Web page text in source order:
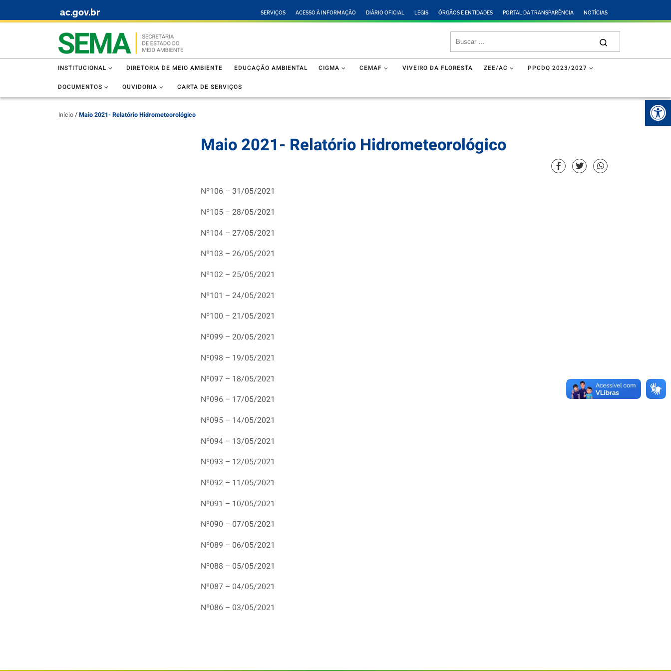
ac.gov.br SERVIÇOS ACESSO À INFORMAÇÃO DIÁRIO OFICIAL LEGIS ÓRGÃOS E ENTIDADES PORTAL DA TRANSPARÊNCIA NOTÍCIAS
INSTITUCIONAL DIRETORIA DE MEIO AMBIENTE EDUCAÇÃO AMBIENTAL CIGMA CEMAF VIVEIRO DA FLORESTA ZEE/AC PPCDQ 2023/2027
DOCUMENTOS OUVIDORIA CARTA DE SERVIÇOS
Início/Maio 2021- Relatório Hidrometeorológico
Maio 2021- Relatório Hidrometeorológico
Nº106 – 31/05/2021
Nº105 – 28/05/2021
Nº104 – 27/05/2021
Nº103 – 26/05/2021
Nº102 – 25/05/2021
Nº101 – 24/05/2021
Nº100 – 21/05/2021
Nº099 – 20/05/2021
Nº098 – 19/05/2021
Nº097 – 18/05/2021
Nº096 – 17/05/2021
Nº095 – 14/05/2021
Nº094 – 13/05/2021
Nº093 – 12/05/2021
Nº092 – 11/05/2021
Nº091 – 10/05/2021
Nº090 – 07/05/2021
Nº089 – 06/05/2021
Nº088 – 05/05/2021
Nº087 – 04/05/2021
Nº086 – 03/05/2021